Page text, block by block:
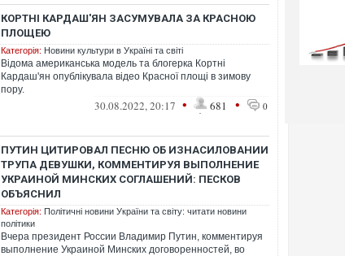
КОРТНІ КАРДАШ'ЯН ЗАСУМУВАЛА ЗА КРАСНОЮ
ПЛОЩЕЮ
Категорія: Новини культури в Україні та світі
Відома американська модель та блогерка Кортні
Кардаш'ян опублікувала відео Красної площі в зимову
пору.
30.08.2022, 20:17 • 681 • 0
ПУТИН ЦИТИРОВАЛ ПЕСНЮ ОБ ИЗНАСИЛОВАНИИ
ТРУПА ДЕВУШКИ, КОММЕНТИРУЯ ВЫПОЛНЕНИЕ
УКРАИНОЙ МИНСКИХ СОГЛАШЕНИЙ: ПЕСКОВ
ОБЪЯСНИЛ
Категорія: Політичні новини України та світу: читати новини
політики
Вчера президент России Владимир Путин, комментируя
выполнение Украиной Минских договоренностей, во